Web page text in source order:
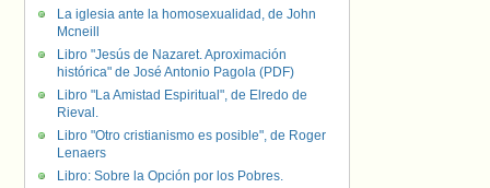
La iglesia ante la homosexualidad, de John
Mcneill
Libro "Jesús de Nazaret. Aproximación
histórica" de José Antonio Pagola (PDF)
Libro "La Amistad Espiritual", de Elredo de
Rieval.
Libro "Otro cristianismo es posible", de Roger
Lenaers
Libro: Sobre la Opción por los Pobres.